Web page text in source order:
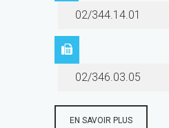
02/344.14.01
02/346.03.05
EN SAVOIR PLUS